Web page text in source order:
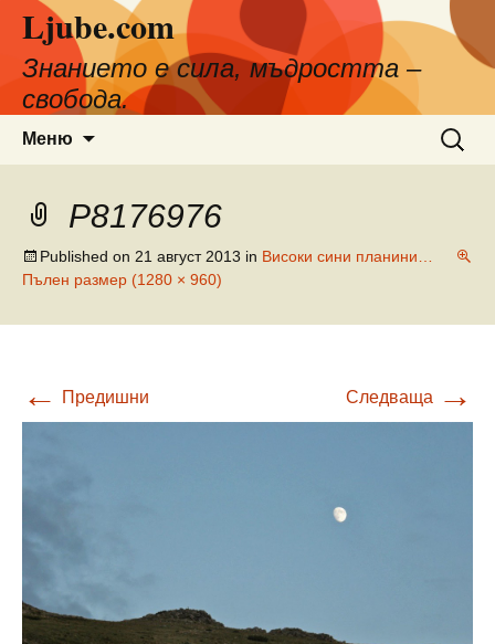
съдържанието
Ljube.com
Знанието е сила, мъдростта –
свобода.
Меню
за:
P8176976
Published on 21 август 2013 in Високи сини планини…
Пълен размер (1280 × 960)
← Предишни Следваща →